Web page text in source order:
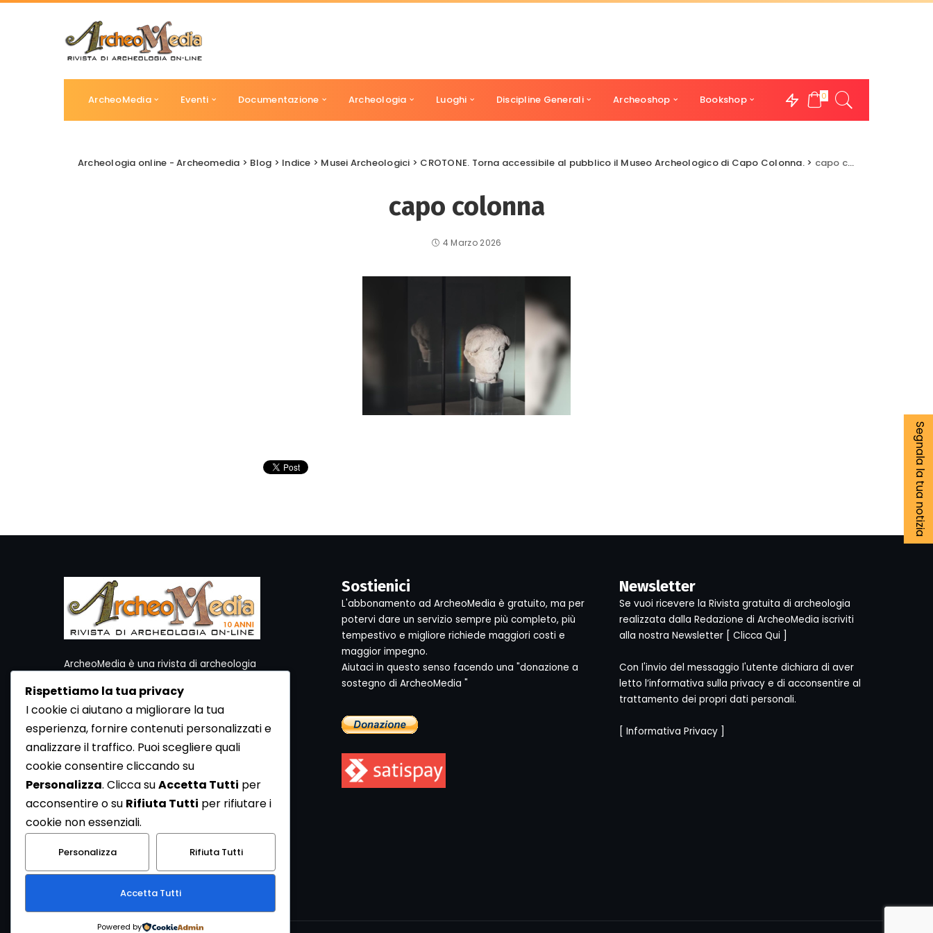
ArcheoMedia Eventi Documentazione Archeologia Luoghi Discipline Generali Archeoshop Bookshop 0
Archeologia online - Archeomedia > Blog > Indice > Musei Archeologici > CROTONE. Torna accessibile al pubblico il Museo Archeologico di Capo Colonna.> capo colonna
capo colonna
4 Marzo 2026
Segnala la tua notizia
ArcheoMedia è una rivista di archeologia
Per contattare la Redazione potete utilizzare i
seguenti recapiti:
Redazione ArcheoMedia c/o Mediares S.c.
Via Gioberti 80/D - 10128 Torino
Tel 011.5806363 - Fax 011.5808561
http://www.mediares.to.it
http://www.didatticatorino.it
Sostienici
L'abbonamento ad ArcheoMedia è gratuito, ma per
potervi dare un servizio sempre più completo, più
tempestivo e migliore richiede maggiori costi e
maggior impegno.
Aiutaci in questo senso facendo una "donazione a
sostegno di ArcheoMedia "
Newsletter
Se vuoi ricevere la Rivista gratuita di archeologia
realizzata dalla Redazione di ArcheoMedia iscriviti
alla nostra Newsletter [ Clicca Qui ]
Con l'invio del messaggio l'utente dichiara di aver
letto l’informativa sulla privacy e di acconsentire al
trattamento dei propri dati personali.
[ Informativa Privacy]
Rispettiamo la tua privacy
I cookie ci aiutano a migliorare la tua
esperienza, fornire contenuti personalizzati e
analizzare il traffico. Puoi scegliere quali
cookie consentire cliccando su
Personalizza. Clicca suAccetta Tutti per
acconsentire o su Rifiuta Tutti per rifiutare i
cookie non essenziali.
Personalizza Rifiuta Tutti
Accetta Tutti
Powered by